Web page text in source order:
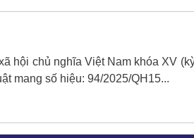
hội chủ nghĩa Việt Nam khóa XV
mang số hiệu: 94/2025/QH15...